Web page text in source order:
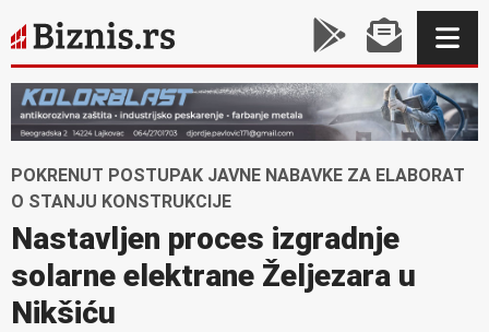
POKRENUT POSTUPAK JAVNE NABAVKE ZA ELABORAT
O STANJU KONSTRUKCIJE
Nastavljen proces izgradnje
solarne elektrane Željezara u
Nikšiću